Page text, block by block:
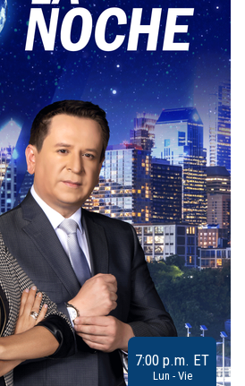
7:00 p.m. ET
Lun - Vie